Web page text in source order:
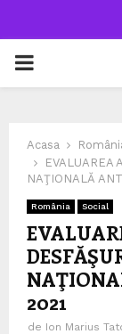
PRIMARY
Acasa
EVALUAREA
NAŢIONALĂ
România Social
2021
de Ion Marius